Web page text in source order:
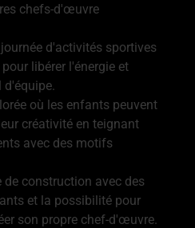
chefs-d'œuvre
journée d'activités sportives
libérer l'énergie et
d'équipe.
où les enfants peuvent
créativité en teignant
avec des motifs
de construction avec des
et la possibilité pour
son propre chef-d'œuvre.